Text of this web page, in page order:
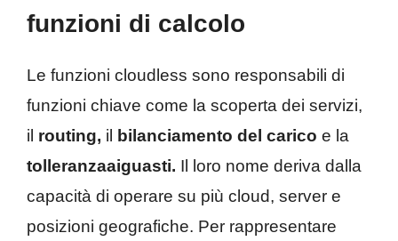
funzioni di calcolo
Le funzioni cloudless sono responsabili di
funzioni chiave come la scoperta dei servizi,
il routing, il bilanciamento del carico e la
tolleranzaaiguasti. Il loro nome deriva dalla
capacità di operare su più cloud, server e
posizioni geografiche. Per rappresentare